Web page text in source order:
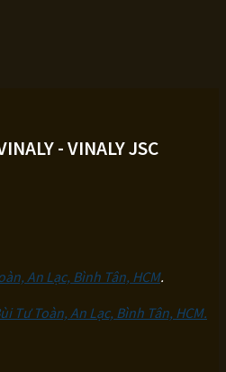
- VINALY JSC
An Lạc, Bình Tân, HCM.
Tư Toàn, An Lạc, Bình Tân, HCM.